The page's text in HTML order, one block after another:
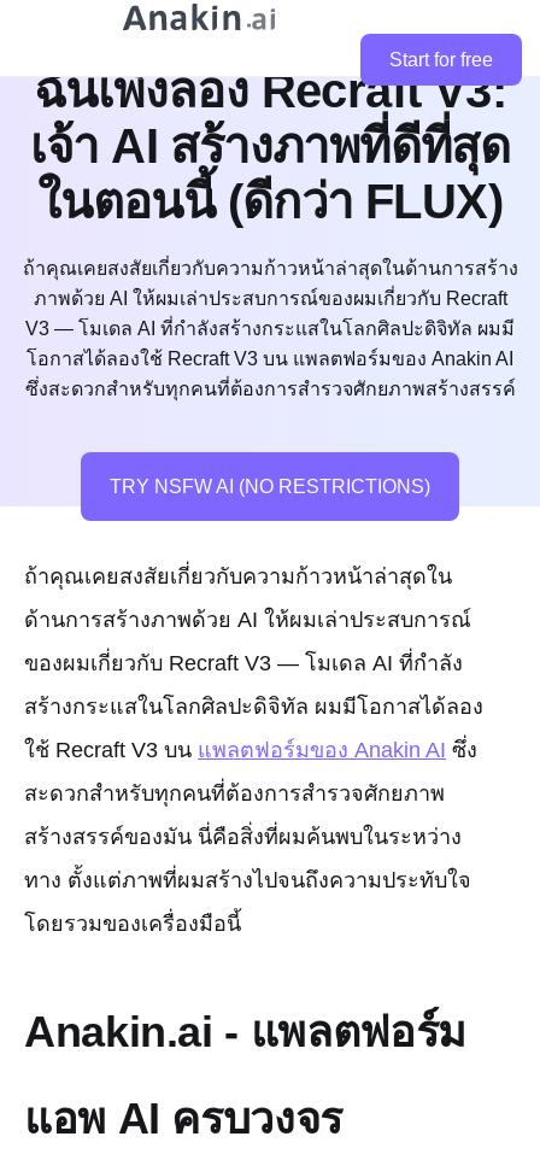
Start for free
ฉันเพิ่งลอง Recraft V3:
เจ้า AI สร้างภาพที่ดีที่สุด
ในตอนนี้ (ดีกว่า FLUX)
ถ้าคุณเคยสงสัยเกี่ยวกับความก้าวหน้าล่าสุดในด้านการสร้าง
ภาพด้วย AI ให้ผมเล่าประสบการณ์ของผมเกี่ยวกับ Recraft
V3 — โมเดล AI ที่กำลังสร้างกระแสในโลกศิลปะดิจิทัล ผมมี
โอกาสได้ลองใช้ Recraft V3 บน แพลตฟอร์มของ Anakin AI
ซึ่งสะดวกสำหรับทุกคนที่ต้องการสำรวจศักยภาพสร้างสรรค์
TRY NSFW AI (NO RESTRICTIONS)
ถ้าคุณเคยสงสัยเกี่ยวกับความก้าวหน้าล่าสุดใน
ด้านการสร้างภาพด้วย AI ให้ผมเล่าประสบการณ์
ของผมเกี่ยวกับ Recraft V3 — โมเดล AI ที่กำลัง
สร้างกระแสในโลกศิลปะดิจิทัล ผมมีโอกาสได้ลอง
ใช้ Recraft V3 บน แพลตฟอร์มของ Anakin AI ซึ่ง
สะดวกสำหรับทุกคนที่ต้องการสำรวจศักยภาพ
สร้างสรรค์ของมัน นี่คือสิ่งที่ผมค้นพบในระหว่าง
ทาง ตั้งแต่ภาพที่ผมสร้างไปจนถึงความประทับใจ
โดยรวมของเครื่องมือนี้
Anakin.ai - แพลตฟอร์ม
แอพ AI ครบวงจร